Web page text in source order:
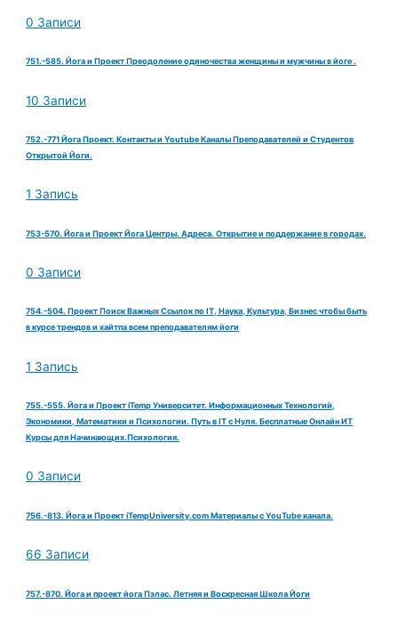
0 Записи
751.-585. Йога и Проект Преодоление одиночества женщины и мужчины в йоге .
10 Записи
752.-771 Йога Проект. Контакты и Youtube Каналы Преподавателей и Студентов
Открытой Йоги.
1 Запись
753-570. Йога и Проект Йога Центры. Адреса. Открытие и поддержание в городах.
0 Записи
754.-504. Проект Поиск Важных Ссылок по IT, Наука, Культура, Бизнес чтобы быть
в курсе трендов и хайтпа всем преподавателям йоги
1 Запись
755.-555. Йога и Проект iTemp Университет. Информационных Технологий,
Экономики, Математики и Психологии. Путь в IT с Нуля. Бесплатные Онлайн ИТ
Курсы для Начинающих.Психология.
0 Записи
756.-813. Йога и Проект iTempUniversity.com Материалы с YouTube канала.
66 Записи
757.-870. Йога и проект йога Пэлас. Летняя и Воскресная Школа Йоги